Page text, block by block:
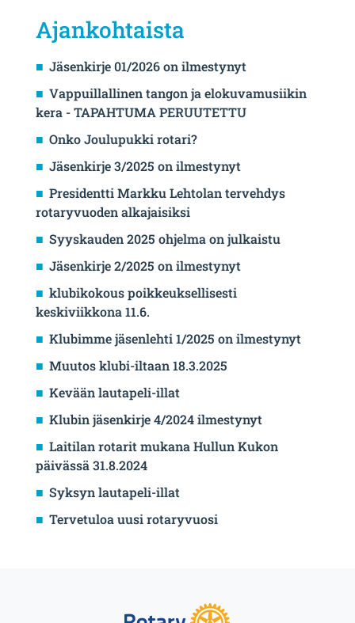
Ajankohtaista
Jäsenkirje 01/2026 on ilmestynyt
Vappuillallinen tangon ja elokuvamusiikin
kera - TAPAHTUMA PERUUTETTU
Onko Joulupukki rotari?
Jäsenkirje 3/2025 on ilmestynyt
Presidentti Markku Lehtolan tervehdys
rotaryvuoden alkajaisiksi
Syyskauden 2025 ohjelma on julkaistu
Jäsenkirje 2/2025 on ilmestynyt
klubikokous poikkeuksellisesti
keskiviikkona 11.6.
Klubimme jäsenlehti 1/2025 on ilmestynyt
Muutos klubi-iltaan 18.3.2025
Kevään lautapeli-illat
Klubin jäsenkirje 4/2024 ilmestynyt
Laitilan rotarit mukana Hullun Kukon
päivässä 31.8.2024
Syksyn lautapeli-illat
Tervetuloa uusi rotaryvuosi